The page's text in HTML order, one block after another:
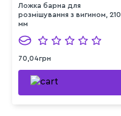
Ложка барна для
розмішування з вигином, 210
мм
70,04грн